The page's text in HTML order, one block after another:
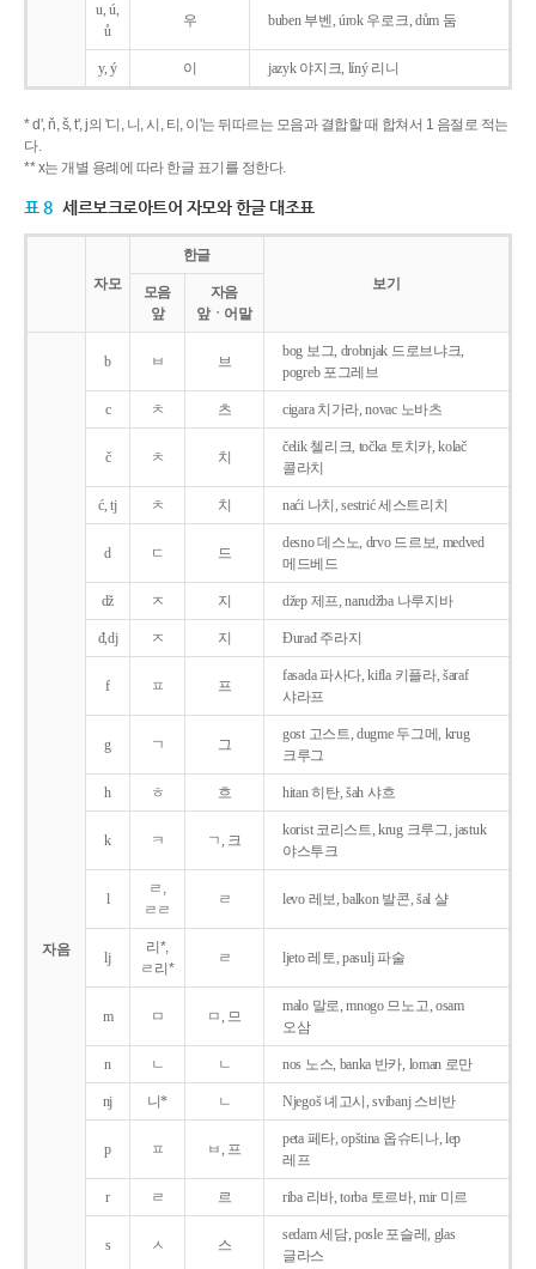
u, ú,
ů
우 buben 부벤, úrok 우로크, dům 둠
y, ý 이 jazyk야지크, líný 리니
* d', ň, š, t', j의 '디, 니, 시, 티, 이'는 뒤따르는 모음과 결합할 때 합쳐서 1 음절로 적는
다.
** x는 개별 용례에 따라 한글 표기를 정한다.
표 8 세르보크로아트어 자모와 한글 대조표
자모
한글
보기
모음
앞
자음
앞ㆍ어말
자음
b ㅂ 브
bog 보그, drobnjak 드로브냐크,
pogreb 포그레브
c ㅊ 츠 cigara 치가라, novac 노바츠
č ㅊ 치
čelik 첼리크, točka 토치카, kolač
콜라치
ć, tj ㅊ 치 naći 나치, sestrić 세스트리치
d ㄷ 드
desno 데스노, drvo 드르보, medved
메드베드
dž ㅈ 지 džep 제프, narudžba 나루지바
đ,dj ㅈ 지 Ðurađ 주라지
f ㅍ 프
fasada 파사다, kifla 키플라, šaraf
샤라프
g ㄱ 그
gost 고스트, dugme 두그메, krug
크루그
h ㅎ 흐 hitan 히탄, šah 샤흐
k ㅋ ㄱ, 크
korist 코리스트, krug 크루그, jastuk
야스투크
l
ㄹ,
ㄹㄹ
ㄹ levo 레보, balkon 발콘, šal 샬
lj
리*,
ㄹ리*
ㄹ ljeto 레토, pasulj 파술
m ㅁ ㅁ, 므
malo 말로, mnogo 므노고, osam
오삼
n ㄴ ㄴ nos 노스, banka 반카, loman 로만
nj 니* ㄴ Njegoš 녜고시, svibanj 스비반
p ㅍ ㅂ, 프
peta 페타, opština 옵슈티나, lep
레프
r ㄹ 르 riba 리바, torba 토르바, mir 미르
s ㅅ 스
sedam 세담, posle 포슬레, glas
글라스